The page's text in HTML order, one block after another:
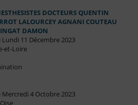
DOCTEURS QUENTIN
LALOURCEY AGNANI COUTEAU
DAMON
11 Décembre 2023
et-Loire
4 Octobre 2023